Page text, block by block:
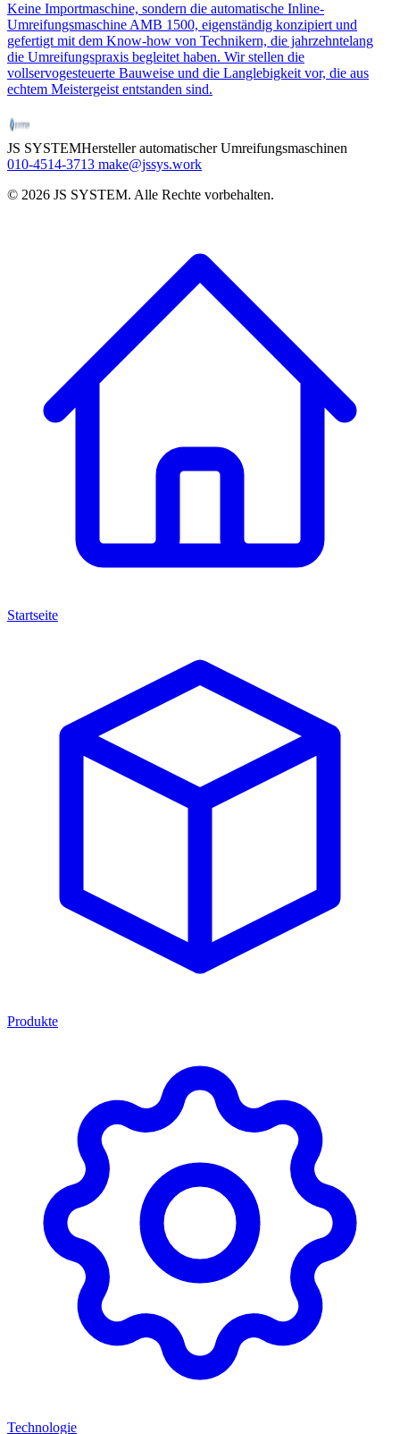
Keine Importmaschine, sondern die automatische Inline-
Umreifungsmaschine AMB 1500, eigenständig konzipiert und
gefertigt mit dem Know-how von Technikern, die jahrzehntelang
die Umreifungspraxis begleitet haben. Wir stellen die
vollservogesteuerte Bauweise und die Langlebigkeit vor, die aus
echtem Meistergeist entstanden sind.
JS SYSTEMHersteller automatischer Umreifungsmaschinen
010-4514-3713 make@jssys.work
© 2026 JS SYSTEM. Alle Rechte vorbehalten.
Startseite
Produkte
Technologie